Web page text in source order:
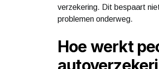
verzekering. Dit bespaart
problemen onderweg.
Hoe werkt